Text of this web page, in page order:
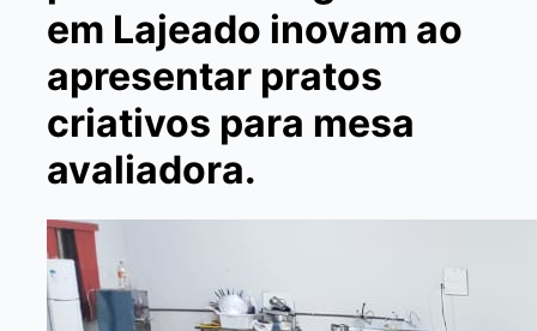
em Lajeado inovam ao
apresentar pratos
criativos para mesa
avaliadora.